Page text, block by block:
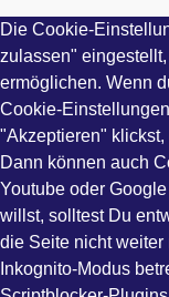
Die Cookie-
zulassen"
ermöglichen. Wenn
Cookie-
"Akzeptieren"
Dann können auch
Youtube oder
willst, solltest Du
die Seite nicht
Inkognito-Modus